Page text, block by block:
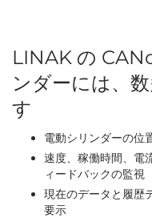
LINAK の
ンダーには、
す
電動シリンダーの位
速度、稼働時間、電
ィードバックの監視
現在のデータと履歴
要示